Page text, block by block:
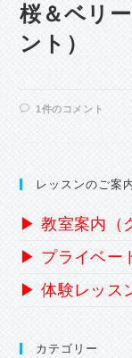
ト）
は
桜＆ベリ
ント）
1件のコメント
レッスンのご案
▶ 教室案内（
▶ プライベー
▶ 体験レッス
カテゴリー